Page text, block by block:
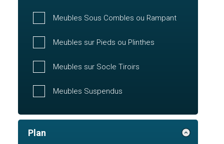
Meubles Sous Combles ou Rampant
Meubles sur Pieds ou Plinthes
Meubles sur Socle Tiroirs
Meubles Suspendus
Plan